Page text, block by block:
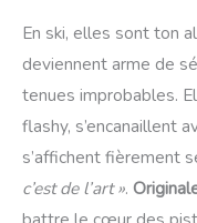
En ski, elles sont ton
deviennent arme de
tenues improbables.
flashy, s’encanaillent
s’affichent fièrement
c’est de l’art ».